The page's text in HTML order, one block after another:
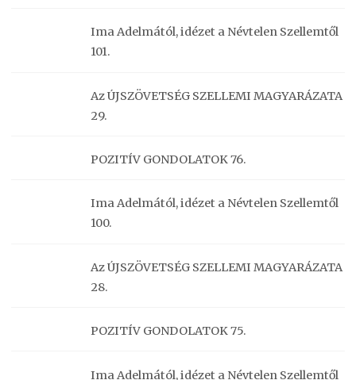
Ima Adelmától, idézet a Névtelen Szellemtől
101.
Az ÚJSZÖVETSÉG SZELLEMI MAGYARÁZATA
29.
POZITÍV GONDOLATOK 76.
Ima Adelmától, idézet a Névtelen Szellemtől
100.
Az ÚJSZÖVETSÉG SZELLEMI MAGYARÁZATA
28.
POZITÍV GONDOLATOK 75.
Ima Adelmától, idézet a Névtelen Szellemtől